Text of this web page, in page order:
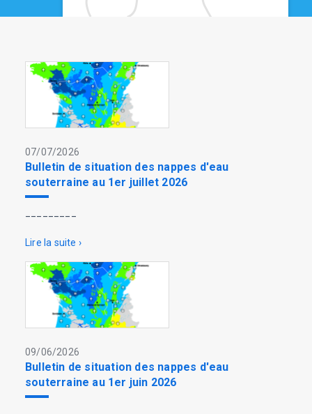
07/07/2026
Bulletin de situation des nappes d'eau
souterraine au 1er juillet 2026
Lire la suite ›
09/06/2026
Bulletin de situation des nappes d'eau
souterraine au 1er juin 2026